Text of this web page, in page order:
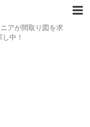
アが間取り図を求
中！